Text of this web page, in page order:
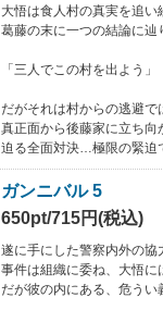
大悟は食人村の真実を追い
葛藤の末に一つの結論に辿
「三人でこの村を出よう」
だがそれは村からの逃避で
真正面から後藤家に立ち向
迫る全面対決…極限の緊迫
ガンニバル 5
650pt/715円(税込)
遂に手にした警察内外の協
事件は組織に委ね、大悟に
だが彼の内にある、危うい